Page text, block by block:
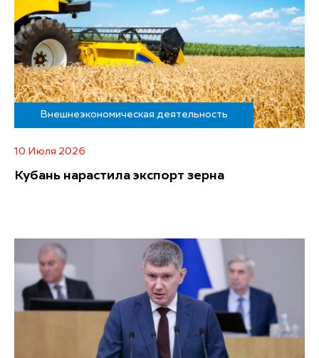
Внешнеэкономическая деятельность
10 Июля 2026
Кубань нарастила экспорт зерна